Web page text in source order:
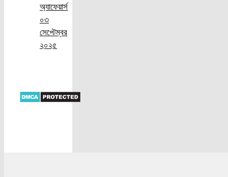
অ্যাফেয়ার্স
০৩
সেপ্টেম্বর
২০২৫